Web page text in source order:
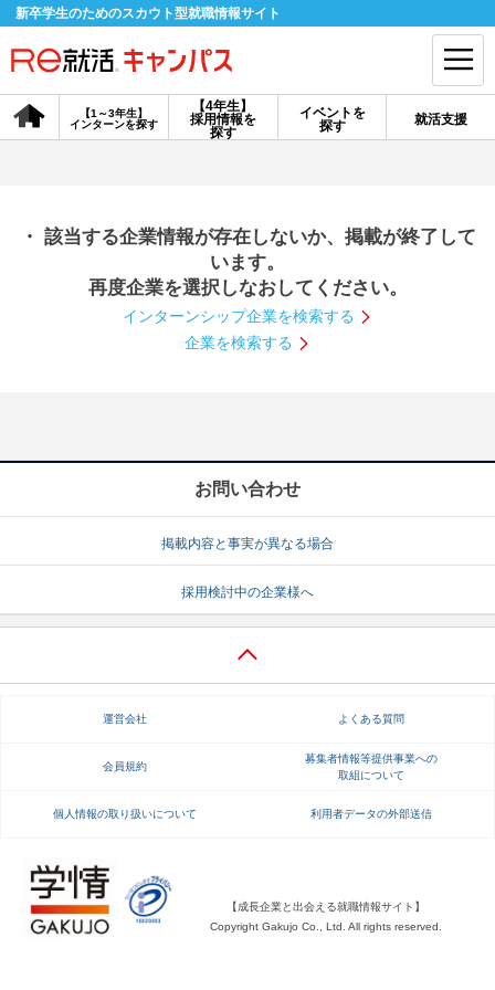
新卒学生のためのスカウト型就職情報サイト
【4年生】
採用情報を
探す
【1～3年生】
インターンを探す
イベントを
探す
就活支援
会員登録 ログイン
探す
【4年生】
説明会を探す
インターンを探す
就活ノウハウ・サポート
就活支援
就活ノウハウが満載！ お役立ち記事・相談室など
適職診断 就活チャンネル
・ 該当する企業情報が存在しないか、掲載が終了して
います。
再度企業を選択しなおしてください。
インターンシップ企業を検索する
企業を検索する
お問い合わせ
掲載内容と事実が異なる場合
採用検討中の企業様へ
運営会社 よくある質問
会員規約
募集者情報等提供事業への
取組について
個人情報の取り扱いについて 利用者データの外部送信
【成長企業と出会える就職情報サイト】
Copyright Gakujo Co., Ltd. All rights reserved.